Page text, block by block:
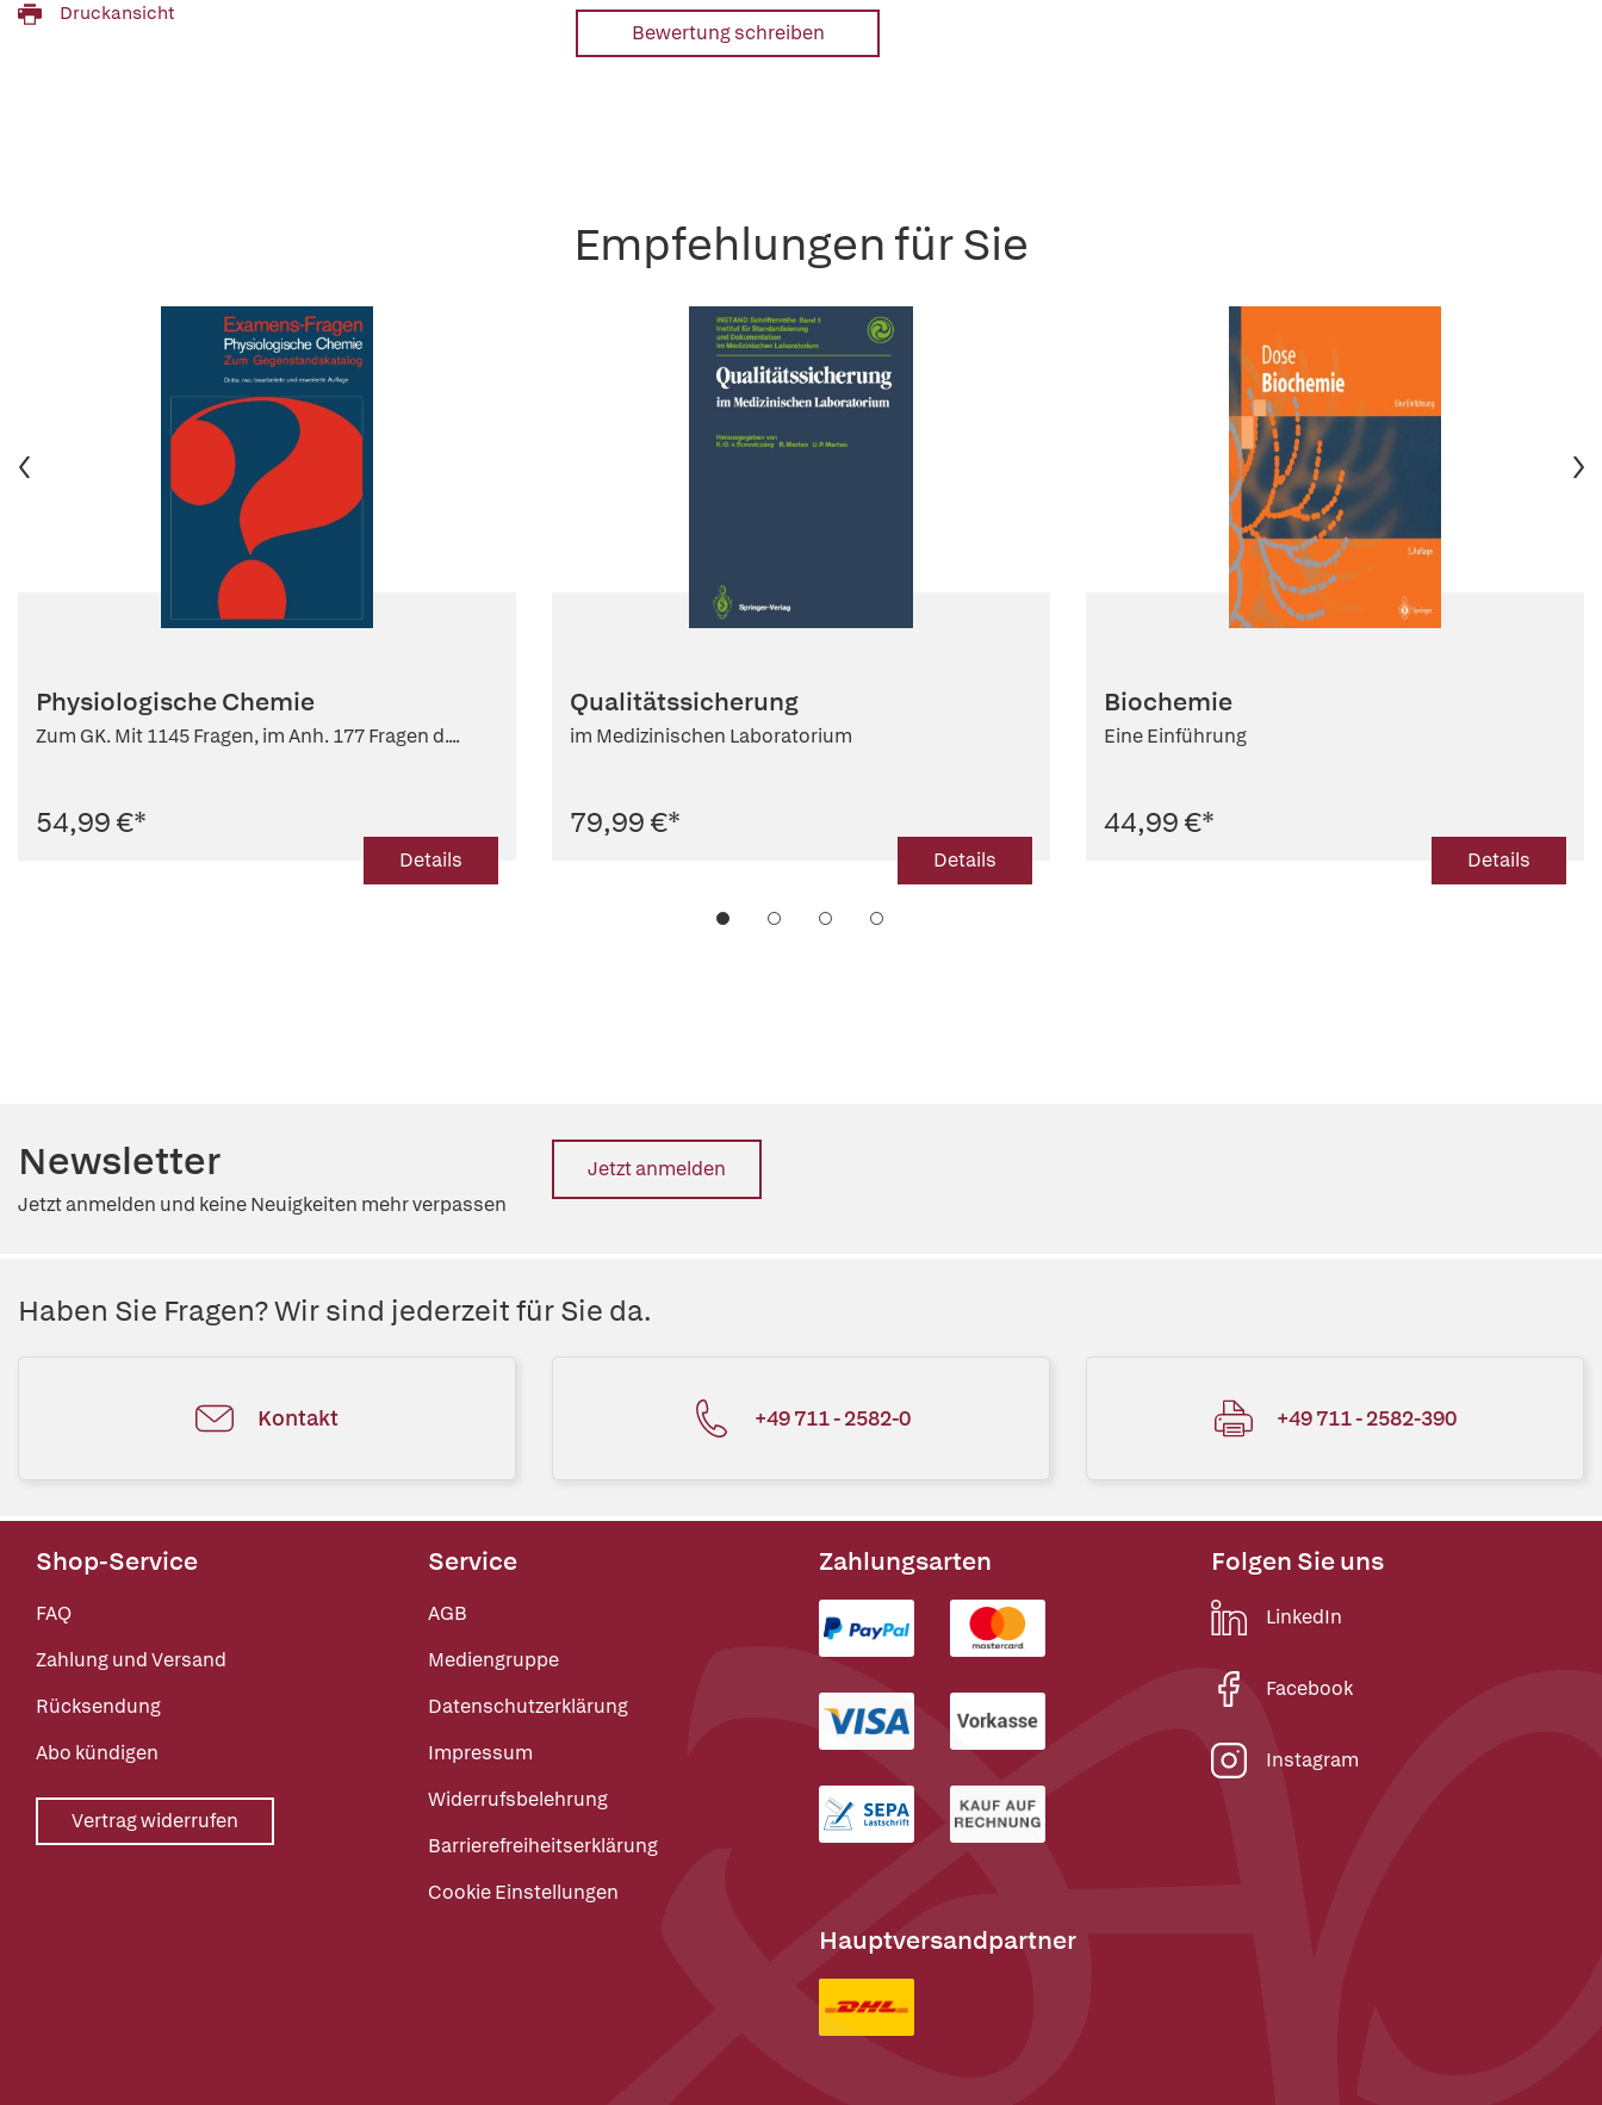
Bewertung schreiben
Druckansicht
Empfehlungen für Sie
Physiologische Chemie
Zum GK. Mit 1145 Fragen, im Anh. 177 Fragen d....
54,99 €*
Details
Qualitätssicherung
im Medizinischen Laboratorium
79,99 €*
Details
Biochemie
Eine Einführung
44,99 €*
Details
Newsletter
Jetzt anmelden und keine Neuigkeiten mehr verpassen
Jetzt anmelden
Haben Sie Fragen? Wir sind jederzeit für Sie da.
Kontakt +49 711 - 2582-0 +49 711 - 2582-390
Shop-Service
FAQ
Zahlung und Versand
Rücksendung
Abo kündigen
Vertrag widerrufen
Service
AGB
Mediengruppe
Datenschutzerklärung
Impressum
Widerrufsbelehrung
Barrierefreiheitserklärung
Cookie Einstellungen
Zahlungsarten
Hauptversandpartner
Folgen Sie uns
LinkedIn
Facebook
Instagram